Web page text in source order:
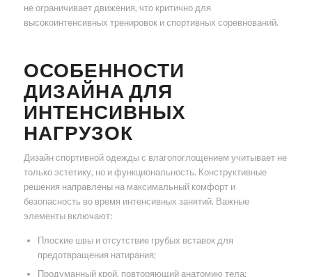
не ограничивает движения, что критично для
высокоинтенсивных тренировок и спортивных соревнований.
ОСОБЕННОСТИ
ДИЗАЙНА ДЛЯ
ИНТЕНСИВНЫХ
НАГРУЗОК
Дизайн спортивной одежды с влагопоглощением учитывает не
только эстетику, но и функциональность. Конструктивные
решения направлены на максимальный комфорт и
безопасность во время интенсивных занятий. Важные
элементы включают:
Плоские швы и отсутствие грубых вставок для
предотвращения натирания;
Продуманный крой, повторяющий анатомию тела;